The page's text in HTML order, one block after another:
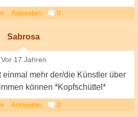
Antworten 0
Sabrosa
Vor 17 Jahren
einmal mehr der/die Künstler über
können *Kopfschüttel*
Antworten 0